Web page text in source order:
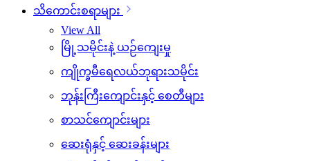
သိ‌ကောင်းစရာများ
View All
မြို့သမိုင်းနဲ့ ယဉ်ကျေးမှု
ကျိုက္ခမီရေလယ်ဘုရားသမိုင်း
ဘုန်းကြီးကျောင်းနှင့် စေတီများ
စာသင်ကျောင်းများ
ဆေးရုံနှင့် ဆေးခန်းများ